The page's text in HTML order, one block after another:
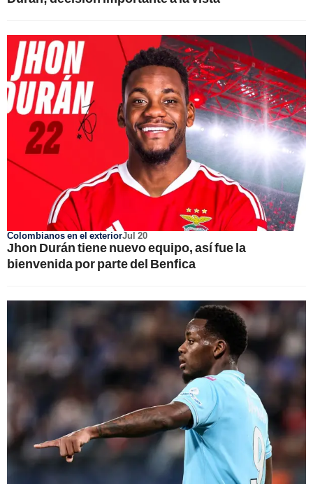
Colombianos en el exteriorJul 20
Jhon Durán tiene nuevo equipo, así fue la
bienvenida por parte del Benfica